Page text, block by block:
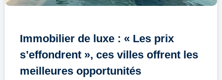
Immobilier de luxe : « Les prix
s’effondrent », ces villes offrent les
meilleures opportunités